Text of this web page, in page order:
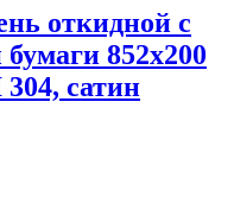
откидной с
852х200
сатин